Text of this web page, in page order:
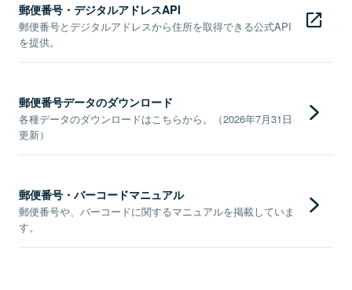
郵便番号・デジタルアドレスAPI
郵便番号とデジタルアドレスから住所を取得できる公式API
を提供。
郵便番号データのダウンロード
各種データのダウンロードはこちらから。（2026年7月31日
更新）
郵便番号・バーコードマニュアル
郵便番号や、バーコードに関するマニュアルを掲載していま
す。